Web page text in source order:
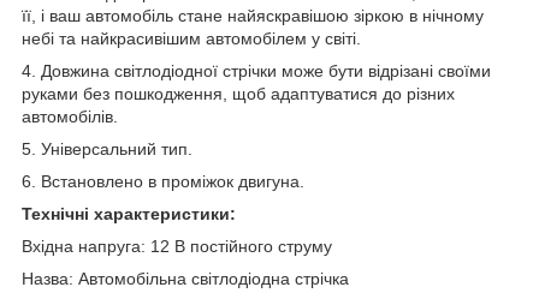
її, і ваш автомобіль стане найяскравішою зіркою в нічному
небі та найкрасивішим автомобілем у світі.
4. Довжина світлодіодної стрічки може бути відрізані своїми
руками без пошкодження, щоб адаптуватися до різних
автомобілів.
5. Універсальний тип.
6. Встановлено в проміжок двигуна.
Технічні характеристики:
Вхідна напруга: 12 В постійного струму
Назва: Автомобільна світлодіодна стрічка